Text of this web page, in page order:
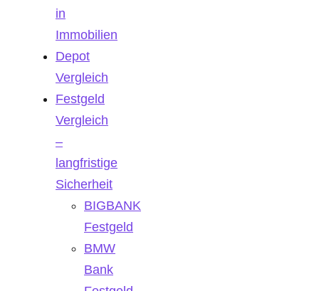
in
Immobilien
Depot
Vergleich
Festgeld
Vergleich
–
langfristige
Sicherheit
BIGBANK
Festgeld
BMW
Bank